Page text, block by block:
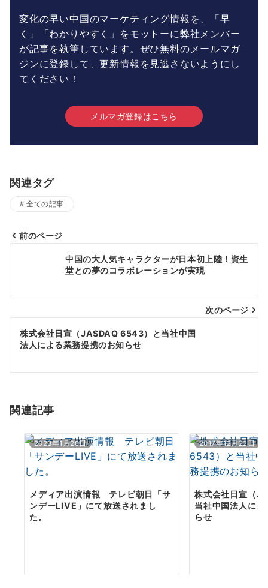
変化の早い中国のマーケティング情報を、「早
く」「わかりやすく」をモットーに弊社メンバー
が記事を執筆しています。ぜひ無料のメールマガ
ジンに登録して、更新情報を見逃さないようにし
てください！
メルマガ登録はこちら
関連タグ
全ての記事
ビ
ゲ
ー
シ
ン
前のページ
中国の大人気キャラクターが日本初上陸！資生
堂との夢のコラボレーションが実現
次のページ
株式会社日宣（JASDAQ 6543）と当社中国
法人による業務提携のお知らせ
関連記事
2023年1月20日
メディア出演情報 テレビ朝日「サ
ンデーLIVE」にて放送されまし
た。
2017年12月22日
株式会社日宣（
当社中国法人に
らせ